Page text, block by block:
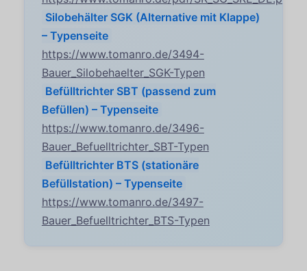
Silobehälter SGK (Alternative mit Klappe)
– Typenseite
https://www.tomanro.de/3494-
Bauer_Silobehaelter_SGK-Typen
Befülltrichter SBT (passend zum
Befüllen) – Typenseite
https://www.tomanro.de/3496-
Bauer_Befuelltrichter_SBT-Typen
Befülltrichter BTS (stationäre
Befüllstation) – Typenseite
https://www.tomanro.de/3497-
Bauer_Befuelltrichter_BTS-Typen